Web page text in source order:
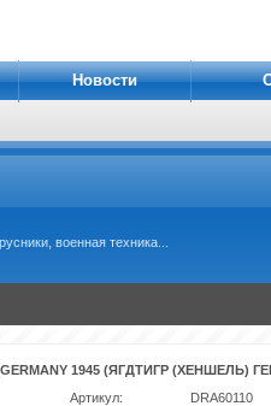
Новости
военная техника...
GERMANY 1945 (ЯГДТИГР (ХЕНШЕЛЬ)
Артикул:
DRA60110